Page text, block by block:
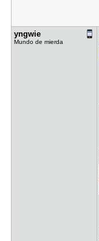
yngwie
Mundo de mierda